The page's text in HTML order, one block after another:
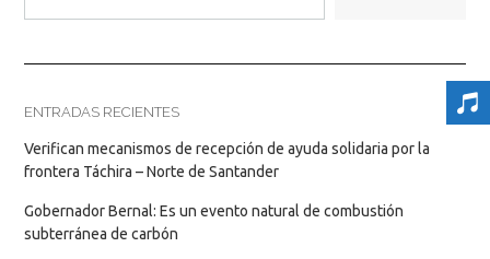
ENTRADAS RECIENTES
Verifican mecanismos de recepción de ayuda solidaria por la
frontera Táchira – Norte de Santander
Gobernador Bernal: Es un evento natural de combustión
subterránea de carbón